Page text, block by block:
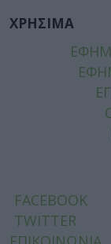
ΧΡΗΣΙΜΑ
FACEBOOK
TWITTER